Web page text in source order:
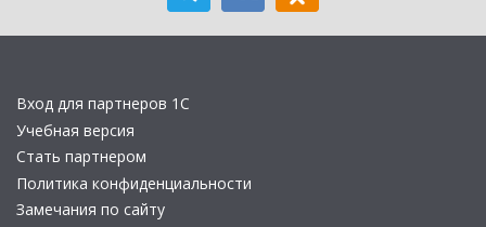
Вход для партнеров 1С
Учебная версия
Стать партнером
Политика конфиденциальности
Замечания по сайту